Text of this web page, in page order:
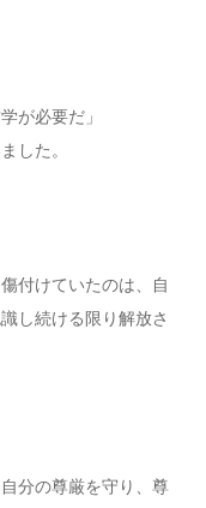
が必要だ」
した。
付けていたのは、自
し続ける限り解放さ
分の尊厳を守り、尊